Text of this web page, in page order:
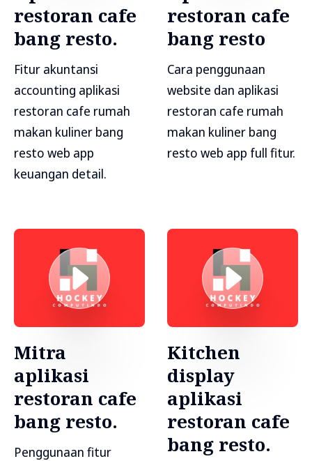
restoran cafe
bang resto.
Fitur akuntansi
accounting aplikasi
restoran cafe rumah
makan kuliner bang
resto web app
keuangan detail.
restoran cafe
bang resto
Cara penggunaan
website dan aplikasi
restoran cafe rumah
makan kuliner bang
resto web app full fitur.
Mitra
aplikasi
restoran cafe
bang resto.
Penggunaan fitur
Kitchen
display
aplikasi
restoran cafe
bang resto.